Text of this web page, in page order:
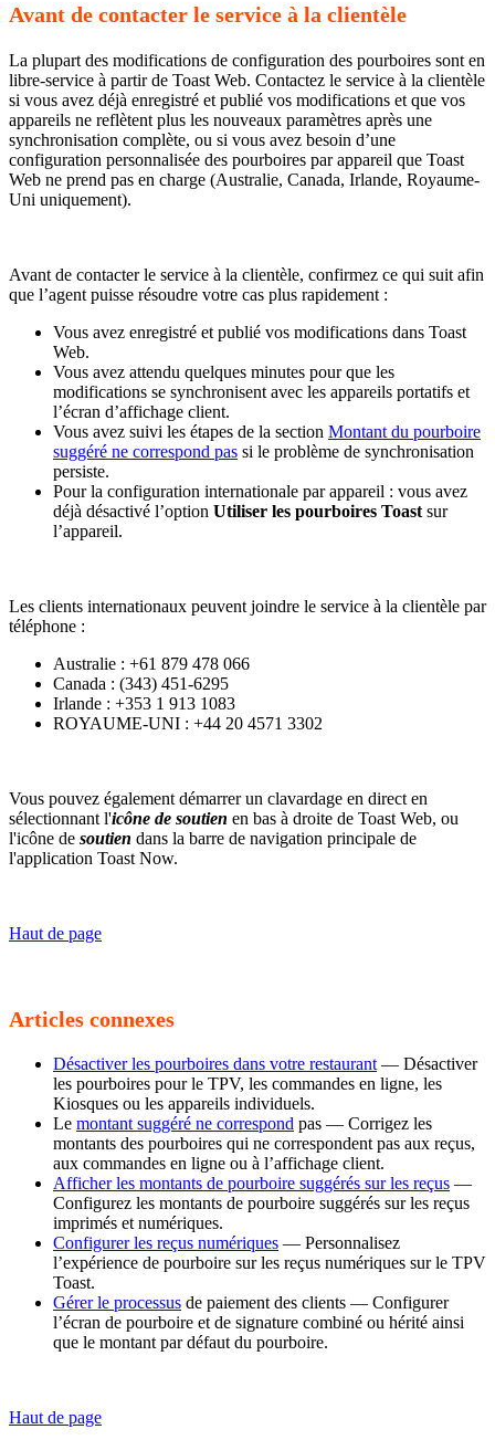
Avant de contacter le service à la clientèle
La plupart des modifications de configuration des pourboires sont en
libre-service à partir de Toast Web. Contactez le service à la clientèle
si vous avez déjà enregistré et publié vos modifications et que vos
appareils ne reflètent plus les nouveaux paramètres après une
synchronisation complète, ou si vous avez besoin d’une
configuration personnalisée des pourboires par appareil que Toast
Web ne prend pas en charge (Australie, Canada, Irlande, Royaume-
Uni uniquement).
Avant de contacter le service à la clientèle, confirmez ce qui suit afin
que l’agent puisse résoudre votre cas plus rapidement :
Vous avez enregistré et publié vos modifications dans Toast
Web.
Vous avez attendu quelques minutes pour que les
modifications se synchronisent avec les appareils portatifs et
l’écran d’affichage client.
Vous avez suivi les étapes de la section Montant du pourboire
suggéré ne correspond pas si le problème de synchronisation
persiste.
Pour la configuration internationale par appareil : vous avez
déjà désactivé l’option Utiliser les pourboires Toast sur
l’appareil.
Les clients internationaux peuvent joindre le service à la clientèle par
téléphone :
Australie : +61 879 478 066
Canada : (343) 451-6295
Irlande : +353 1 913 1083
ROYAUME-UNI : +44 20 4571 3302
Vous pouvez également démarrer un clavardage en direct en
sélectionnant l'icône de soutien en bas à droite de Toast Web, ou
l'icône de soutien dans la barre de navigation principale de
l'application Toast Now.
Haut de page
Articles connexes
Désactiver les pourboires dans votre restaurant— Désactiver
les pourboires pour le TPV, les commandes en ligne, les
Kiosques ou les appareils individuels.
Le montant suggéré ne correspond pas — Corrigez les
montants des pourboires qui ne correspondent pas aux reçus,
aux commandes en ligne ou à l’affichage client.
Afficher les montants de pourboire suggérés sur les reçus —
Configurez les montants de pourboire suggérés sur les reçus
imprimés et numériques.
Configurer les reçus numériques — Personnalisez
l’expérience de pourboire sur les reçus numériques sur le TPV
Toast.
Gérer le processus de paiement des clients — Configurer
l’écran de pourboire et de signature combiné ou hérité ainsi
que le montant par défaut du pourboire.
Haut de page